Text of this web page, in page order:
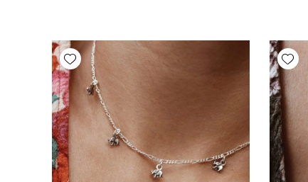
Add wishlist
Add wishlist